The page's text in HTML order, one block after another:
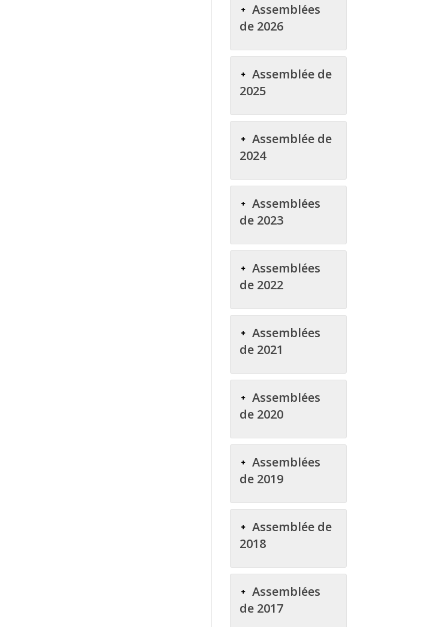
Assemblées
de 2026
Assemblée de
2025
Assemblée de
2024
Assemblées
de 2023
Assemblées
de 2022
Assemblées
de 2021
Assemblées
de 2020
Assemblées
de 2019
Assemblée de
2018
Assemblées
de 2017